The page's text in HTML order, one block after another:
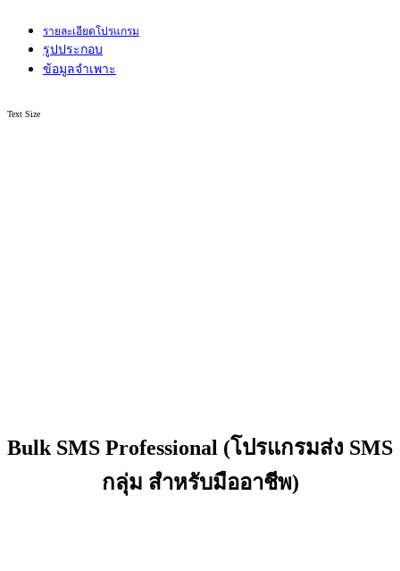
รายละเอียดโปรแกรม
รูปประกอบ
ข้อมูลจำเพาะ
Text Size
Bulk SMS Professional (โปรแกรมส่ง SMS
กลุ่ม สำหรับมืออาชีพ)